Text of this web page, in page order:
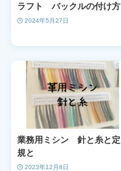
ラフト バックルの付け方
2024年5月27日
業務用ミシン 針と糸と定
規と
2023年12月8日